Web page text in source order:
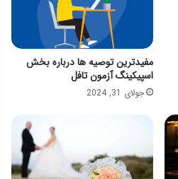
مفیدترین توصیه ها درباره بخش
اسپیکینگ آزمون تافل
جولای 31, 2024